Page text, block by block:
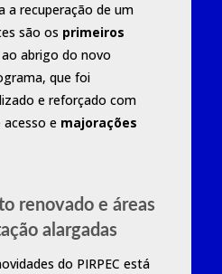
a recuperação de um
são os primeiros
ao abrigo do novo
que foi
e reforçado com
acesso e majorações
renovado e áreas
alargadas
do PIRPEC está